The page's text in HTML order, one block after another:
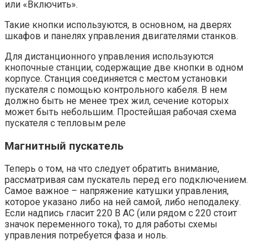
или «Включить».
Такие кнопки используются, в основном, на дверях
шкафов и панелях управления двигателями станков.
Для дистанционного управления используются
кнопочные станции, содержащие две кнопки в одном
корпусе. Станция соединяется с местом установки
пускателя с помощью контрольного кабеля. В нем
должно быть не менее трех жил, сечение которых
может быть небольшим. Простейшая рабочая схема
пускателя с тепловым реле
Магнитный пускатель
Теперь о том, на что следует обратить внимание,
рассматривая сам пускатель перед его подключением.
Самое важное – напряжение катушки управления,
которое указано либо на ней самой, либо неподалеку.
Если надпись гласит 220 В АС (или рядом с 220 стоит
значок переменного тока), то для работы схемы
управления потребуется фаза и ноль.